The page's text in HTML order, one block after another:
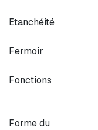
Etanchéité
Fermoir
Fonctions
Forme du